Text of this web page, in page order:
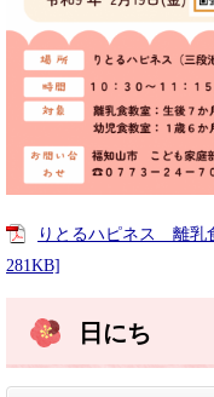
りとるハピネス 離乳
281KB]
日にち